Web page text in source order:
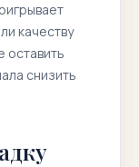
качеству
оставить
снизить